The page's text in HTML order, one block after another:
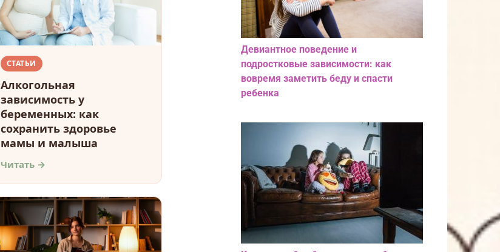
СТАТЬИ
Алкогольная
зависимость у
беременных: как
сохранить здоровье
мамы и малыша
Читать →
Девиантное поведение и
подростковые зависимости: как
вовремя заметить беду и спасти
ребенка